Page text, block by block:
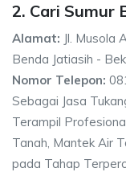
2. Cari Sumur
Alamat: Jl. Musola
Benda Jatiasih -
Nomor Telepon:
Sebagai Jasa
Terampil
Tanah, Mantek Air
pada Tahap